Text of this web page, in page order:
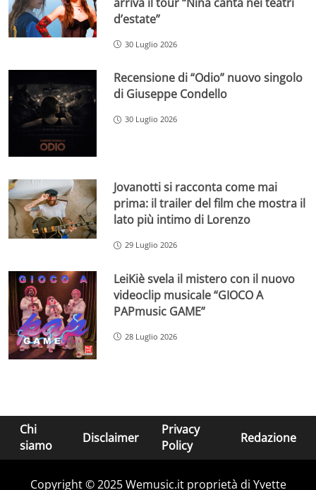
d’estate”
30 Luglio 2026
Recensione di “Odio” nuovo singolo
di Giuseppe Condello
30 Luglio 2026
Jovanotti si racconta come mai
prima: il trailer del film che mostra il
lato più intimo di Lorenzo
29 Luglio 2026
LeiKiè svela il mistero con il nuovo
videoclip musicale “GIOCO A
PAPmusic GAME”
28 Luglio 2026
Chi
siamo
Disclaimer
Privacy
Policy
Redazione
Copyright © 2025 Wemusic.it proprietà di Yvette